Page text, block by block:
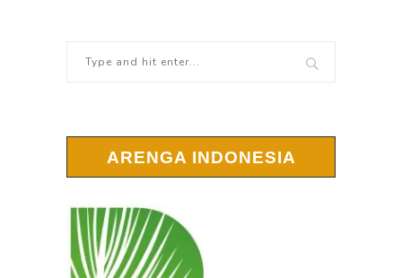
ARENGA INDONESIA